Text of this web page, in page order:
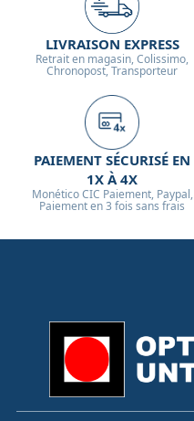
LIVRAISON EXPRESS
Retrait en magasin, Colissimo,
Chronopost, Transporteur
PAIEMENT SÉCURISÉ EN
1X À 4X
Monético CIC Paiement, Paypal,
Paiement en 3 fois sans frais